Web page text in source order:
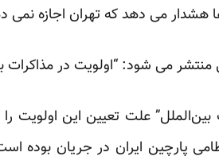
هشدار می دهد که تهران اجازه
منتشر می شود: “اولویت در
علت تعیین این اولویت
پارچین ایران در جریان بوده